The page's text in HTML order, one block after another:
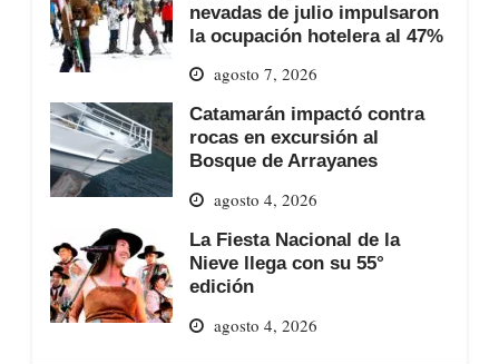
nevadas de julio impulsaron
la ocupación hotelera al 47%
agosto 7, 2026
Catamarán impactó contra
rocas en excursión al
Bosque de Arrayanes
agosto 4, 2026
La Fiesta Nacional de la
Nieve llega con su 55°
edición
agosto 4, 2026